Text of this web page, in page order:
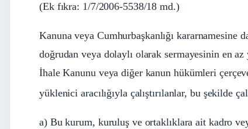
(Ek fıkra: 1/7/2006-5538/18 md.)
Kanuna veya Cumhurbaşkanlığı kararnamesine
doğrudan veya dolaylı olarak sermayesinin en
İhale Kanunu veya diğer kanun hükümleri
yüklenici aracılığıyla çalıştırılanlar, bu şekilde
a) Bu kurum, kuruluş ve ortaklıklara ait kadro